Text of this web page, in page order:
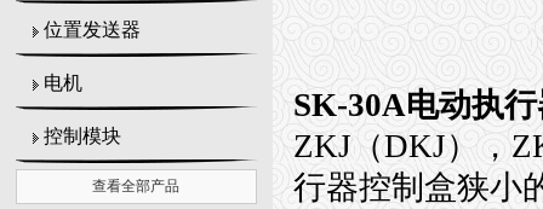
位置发送器
电机
控制模块
查看全部产品
SK-30A电动执
ZKJ（DKJ），
行器控制盒狭小